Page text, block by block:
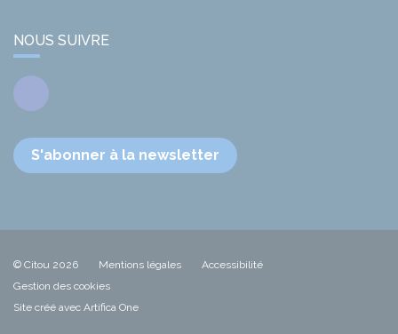
NOUS SUIVRE
Facebook
S'abonner à la newsletter
© Citou 2026 Mentions légales
Accessibilité
Gestion des cookies
Site créé avec Artifica One